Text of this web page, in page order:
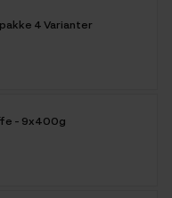
4 Varianter
- 9x400g